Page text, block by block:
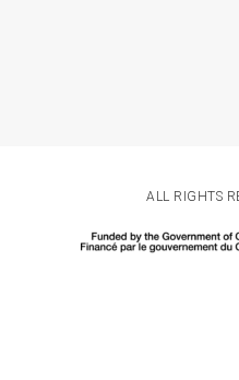
ALL RIGHTS